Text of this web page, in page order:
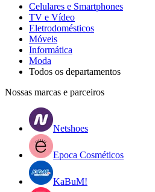
Celulares e Smartphones
TV e Vídeo
Eletrodomésticos
Móveis
Informática
Moda
Todos os departamentos
Nossas marcas e parceiros
Netshoes
Epoca Cosméticos
KaBuM!